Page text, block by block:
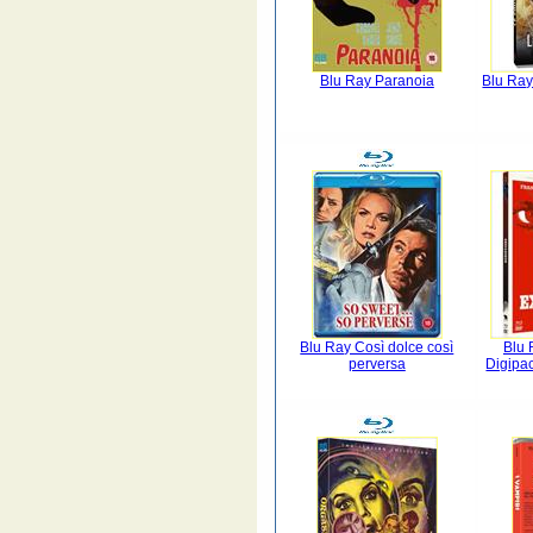
Blu Ray Paranoia Blu
Blu Ray Così dolce così
perversa
Blu